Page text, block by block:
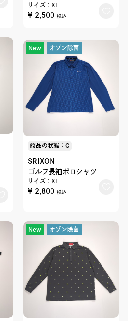
サイズ：XL
¥ 2,500 税込
New オゾン除菌
商品の状態：C
SRIXON
ゴルフ長袖ポロシャツ
サイズ：XL
¥ 2,800 税込
New オゾン除菌